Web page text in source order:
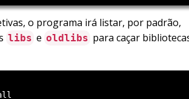
o programa irá listar, por padrão,
libs e oldlibs para caçar